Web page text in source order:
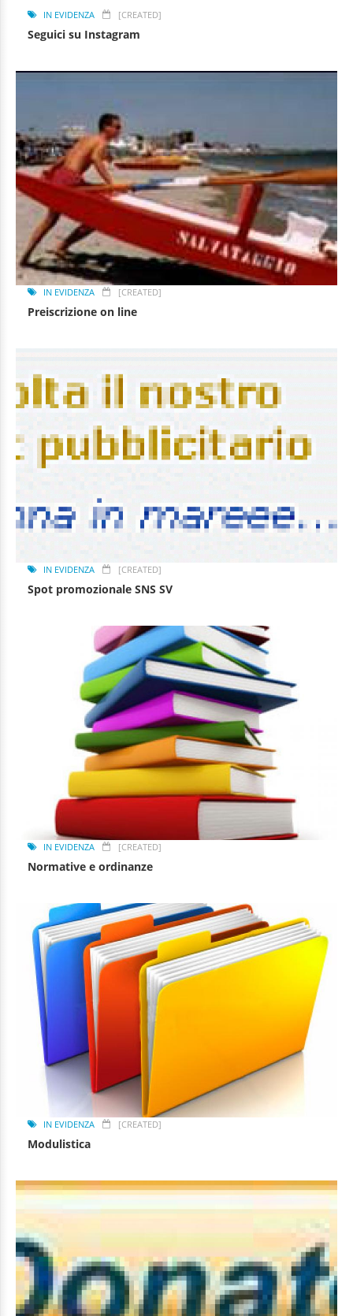
IN EVIDENZA [CREATED]
Seguici su Instagram
IN EVIDENZA [CREATED]
Preiscrizione on line
IN EVIDENZA [CREATED]
Spot promozionale SNS SV
IN EVIDENZA [CREATED]
Normative e ordinanze
IN EVIDENZA [CREATED]
Modulistica